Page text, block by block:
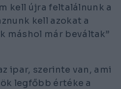
kell újra feltalálnunk a
kell azokat a
máshol már beváltak”
ipar, szerinte van, ami
legfőbb értéke a